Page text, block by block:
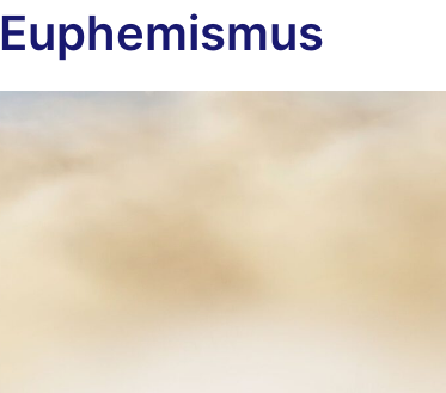
Euphemismus